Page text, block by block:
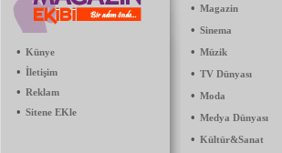
• Künye
• İletişim
• Reklam
• Sitene EKle
• Magazin
• Sinema
• Müzik
• TV Dünyası
• Moda
• Medya Dünyası
• Kültür&Sanat